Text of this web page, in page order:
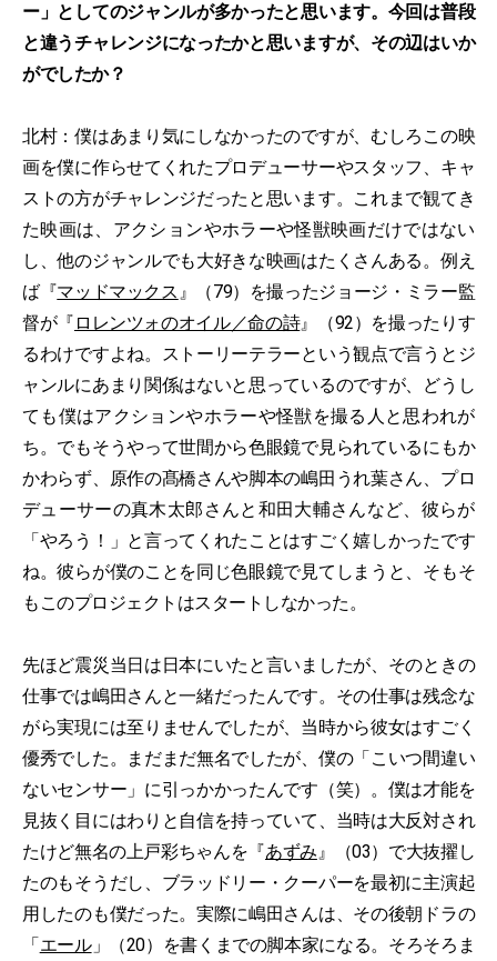
ー」としてのジャンルが多かったと思います。今回は普段
と違うチャレンジになったかと思いますが、その辺はいか
がでしたか？
北村：僕はあまり気にしなかったのですが、むしろこの映
画を僕に作らせてくれたプロデューサーやスタッフ、キャ
ストの方がチャレンジだったと思います。これまで観てき
た映画は、アクションやホラーや怪獣映画だけではない
し、他のジャンルでも大好きな映画はたくさんある。例え
ば『マッドマックス 』（79）を撮ったジョージ・ミラー監
督が『 ロレンツォのオイル／命の詩』（92）を撮ったりす
るわけですよね。ストーリーテラーという観点で言うとジ
ャンルにあまり関係はないと思っているのですが、どうし
ても僕はアクションやホラーや怪獣を撮る人と思われが
ち。でもそうやって世間から色眼鏡で見られているにもか
かわらず、原作の髙橋さんや脚本の嶋田うれ葉さん、プロ
デューサーの真木太郎さんと和田大輔さんなど、彼らが
「やろう！」と言ってくれたことはすごく嬉しかったです
ね。彼らが僕のことを同じ色眼鏡で見てしまうと、そもそ
もこのプロジェクトはスタートしなかった。
先ほど震災当日は日本にいたと言いましたが、そのときの
仕事では嶋田さんと一緒だったんです。その仕事は残念な
がら実現には至りませんでしたが、当時から彼女はすごく
優秀でした。まだまだ無名でしたが、僕の「こいつ間違い
ないセンサー」に引っかかったんです（笑）。僕は才能を
見抜く目にはわりと自信を持っていて、当時は大反対され
たけど無名の上戸彩ちゃんを『あずみ』（03）で大抜擢し
たのもそうだし、ブラッドリー・クーパーを最初に主演起
用したのも僕だった。実際に嶋田さんは、その後朝ドラの
「エール」（20）を書くまでの脚本家になる。そろそろま